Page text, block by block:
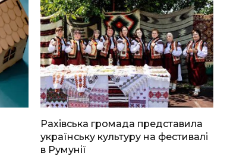
Рахівська громада представила
українську культуру на фестивалі
в Румунії